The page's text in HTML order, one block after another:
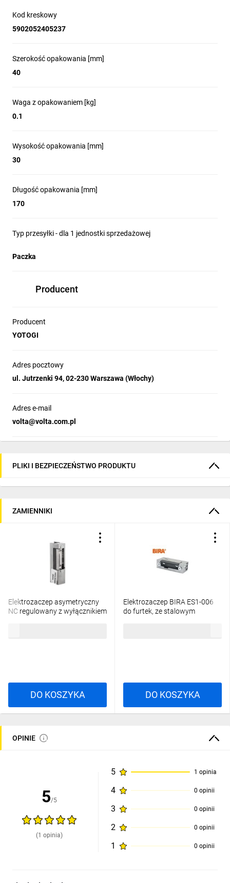
Kod kreskowy
5902052405237
Szerokość opakowania [mm]
40
Waga z opakowaniem [kg]
0.1
Wysokość opakowania [mm]
30
Długość opakowania [mm]
170
Typ przesyłki - dla 1 jednostki sprzedażowej
Paczka
Producent
Producent
YOTOGI
Adres pocztowy
ul. Jutrzenki 94, 02-230 Warszawa (Włochy)
Adres e-mail
volta@volta.com.pl
PLIKI I BEZPIECZEŃSTWO PRODUKTU
ZAMIENNIKI
Elektrozaczep asymetryczny
NC regulowany z wyłącznikiem
DO KOSZYKA
Elektrozaczep BIRA ES1-006
do furtek, ze stalowym
DO KOSZYKA
OPINIE
5/5
(1 opinia)
5 1 opinia
4 0 opinii
3 0 opinii
2 0 opinii
1 0 opinii